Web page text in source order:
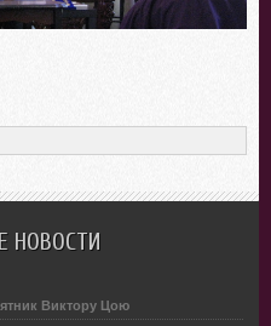
НОВОСТИ
Виктору Цою